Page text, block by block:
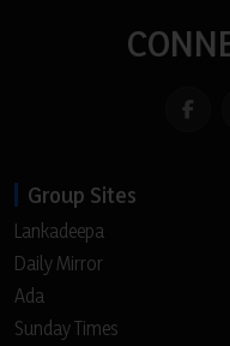
Group Sites
Lankadeepa
Daily Mirror
Ada
Sunday Times